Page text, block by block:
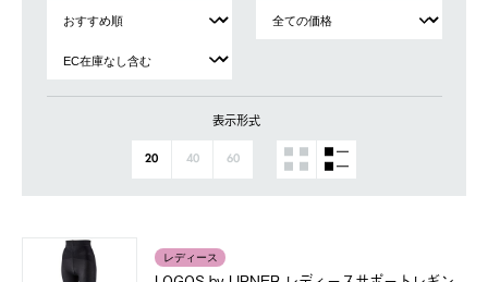
表示形式
20 40 60
レディース